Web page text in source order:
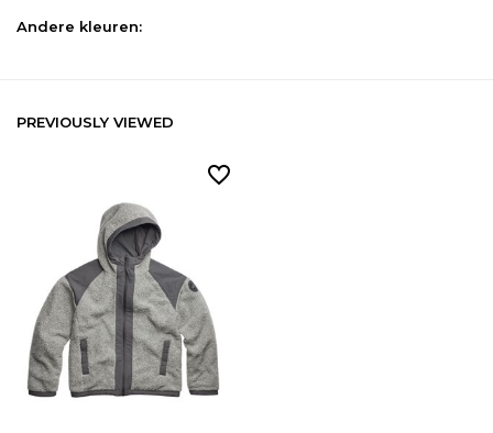
Andere kleuren:
PREVIOUSLY VIEWED